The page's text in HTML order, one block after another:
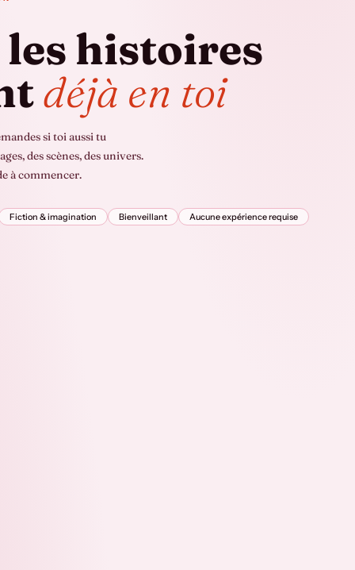
histoires
déjà en toi
si toi aussi tu
des scènes, des univers.
à commencer.
Fiction & imagination Bienveillant Aucune expérience requise